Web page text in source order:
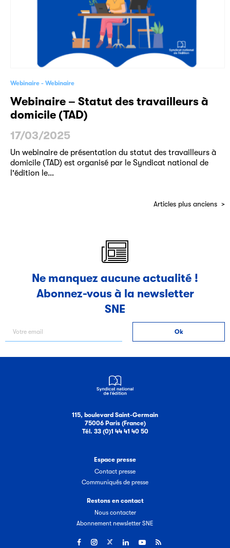
Webinaire Webinaire
Webinaire – Statut des travailleurs à
domicile (TAD)
17/03/2025
Un webinaire de présentation du statut des travailleurs à
domicile (TAD) est organisé par le Syndicat national de
l'édition le…
Articles plus anciens
Ne manquez aucune actualité !
Abonnez-vous à la newsletter
SNE
115, boulevard Saint-Germain
75006 Paris (France)
Tél. 33 (0)1 44 41 40 50
Espace presse
Contact presse
Communiqués de presse
Restons en contact
Nous contacter
Abonnement newsletter SNE